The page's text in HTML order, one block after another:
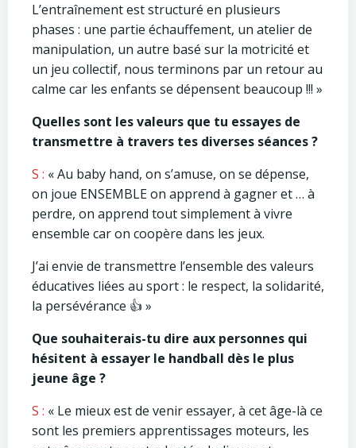
L’entraînement est structuré en plusieurs
phases : une partie échauffement, un atelier de
manipulation, un autre basé sur la motricité et
un jeu collectif, nous terminons par un retour au
calme car les enfants se dépensent beaucoup !!! »
Quelles sont les valeurs que tu essayes de
transmettre à travers tes diverses séances ?
S : « Au baby hand, on s’amuse, on se dépense,
on joue ENSEMBLE on apprend à gagner et … à
perdre, on apprend tout simplement à vivre
ensemble car on coopère dans les jeux.
J’ai envie de transmettre l’ensemble des valeurs
éducatives liées au sport : le respect, la solidarité,
la persévérance 👍 »
Que souhaiterais-tu dire aux personnes qui
hésitent à essayer le handball dès le plus
jeune âge ?
S : « Le mieux est de venir essayer, à cet âge-là ce
sont les premiers apprentissages moteurs, les